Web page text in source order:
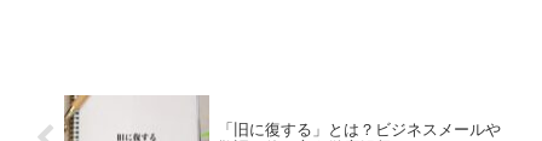
「旧に復する」とは？ビジネスメールや